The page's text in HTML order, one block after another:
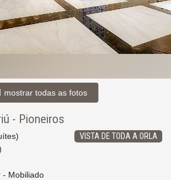
mostrar todas as fotos
- Pioneiros
VISTA DE TODA A ORLA
- Mobiliado